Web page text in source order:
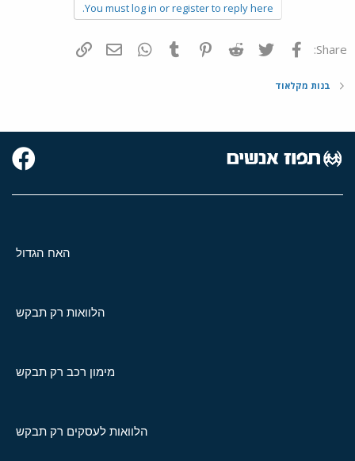
You must log in or register to reply here.
Share: פייסבוק Twitter
Reddit
Pinterest
Tumblr
WhatsAppדואר אלקטרוני
בנות מקלאוד
האח הגדול
הלוואות רק תבקש
מימון רכב רק תבקש
הלוואות לעסקים רק תבקש